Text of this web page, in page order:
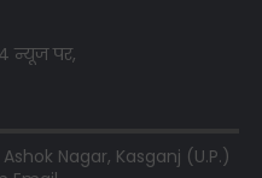
पर,
Nagar, Kasganj (U.P.)